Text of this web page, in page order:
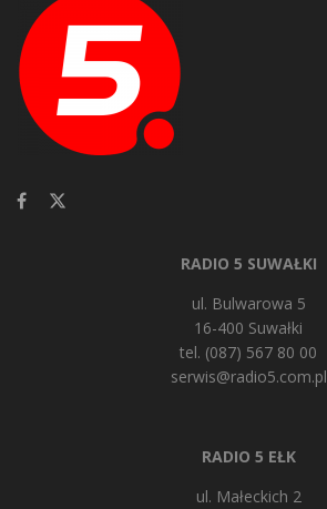
RADIO 5 SUWAŁKI
ul. Bulwarowa 5
16-400 Suwałki
tel. (087) 567 80 00
serwis@radio5.com.pl
RADIO 5 EŁK
ul. Małeckich 2